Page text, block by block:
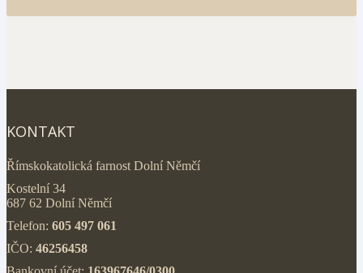
KONTAKT
Římskokatolická farnost Dolní Němčí
Kostelní 34
687 62 Dolní Němčí
Telefon: 605 497 061
IČO: 46256458